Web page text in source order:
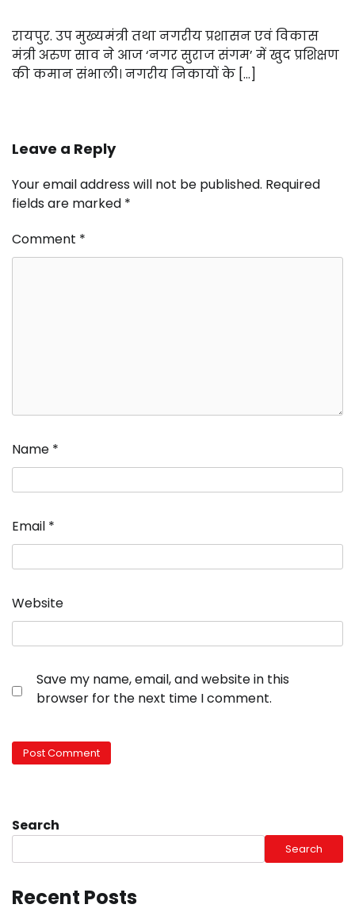
रायपुर. उप मुख्यमंत्री तथा नगरीय प्रशासन एवं विकास
मंत्री अरुण साव ने आज ‘नगर सुराज संगम’ में खुद प्रशिक्षण
की कमान संभाली। नगरीय निकायों के […]
Leave a Reply
Your email address will not be published. Required
fields are marked *
Comment *
Name *
Email *
Website
Save my name, email, and website in this
browser for the next time I comment.
Search
Search
Recent Posts